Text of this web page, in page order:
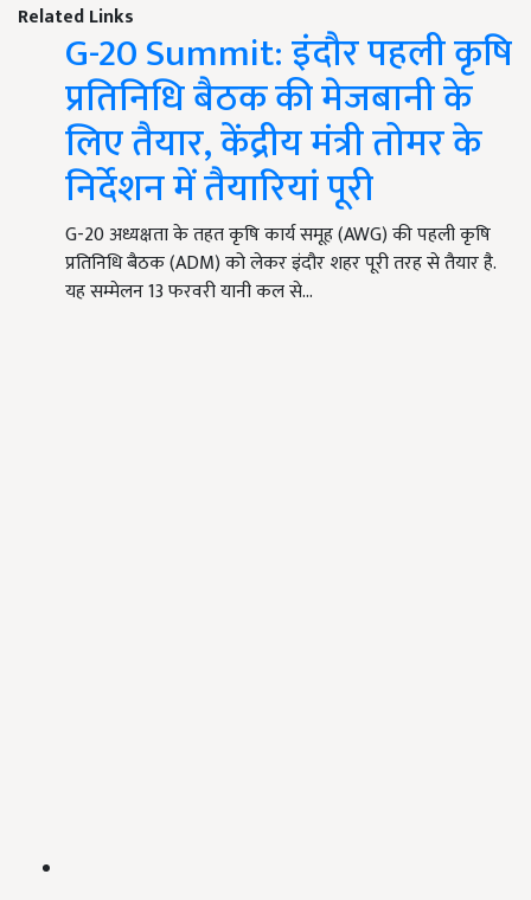
Related Links
G-20 Summit: इंदौर पहली कृषि
प्रतिनिधि बैठक की मेजबानी के
लिए तैयार, केंद्रीय मंत्री तोमर के
निर्देशन में तैयारियां पूरी
G-20 अध्यक्षता के तहत कृषि कार्य समूह (AWG) की पहली कृषि
प्रतिनिधि बैठक (ADM) को लेकर इंदौर शहर पूरी तरह से तैयार है.
यह सम्मेलन 13 फरवरी यानी कल से…